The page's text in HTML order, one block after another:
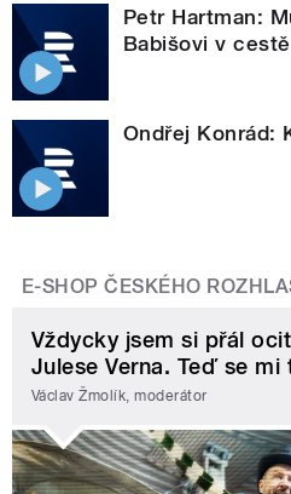
Petr Hartman:
Babišovi v cestě
Ondřej Konrád:
E-SHOP ČESKÉHO
Vždycky jsem si přál
Julese Verna. Teď se mi
Václav Žmolík, moderátor